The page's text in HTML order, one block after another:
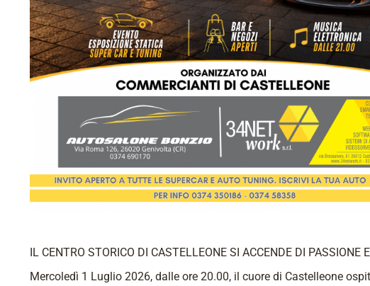
IL CENTRO STORICO DI CASTELLEONE SI ACCENDE DI PASSIONE
Mercoledì 1 Luglio 2026, dalle ore 20.00, il cuore di Castelleone